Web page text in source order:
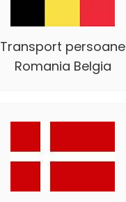
Transport persoane
Romania Belgia